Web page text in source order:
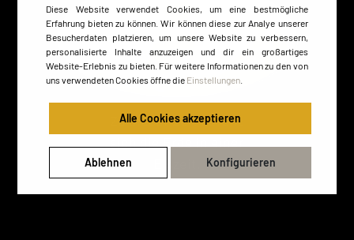
Zu dieser Zeit befand
Diese Website verwendet Cookies, um eine bestmögliche
Erfahrung bieten zu können. Wir können diese zur Analye unserer
Besucherdaten platzieren, um unsere Website zu verbessern,
personalisierte Inhalte anzuzeigen und dir ein großartiges
Website-Erlebnis zu bieten. Für weitere Informationen zu den von
uns verwendeten Cookies öffne die Einstellungen
Alle Cookies akzeptieren
Ablehnen Konfigurieren